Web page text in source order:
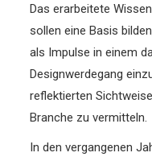
Das erarbeitete
sollen eine Basis
als Impulse in einem
Designwerdegang
reflektierten
Branche zu vermitteln.
In den vergangenen